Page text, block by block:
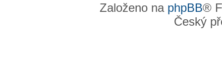
Založeno na phpBB®
Český